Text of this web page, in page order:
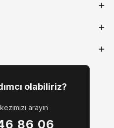
olabiliriz?
arayın
86 06